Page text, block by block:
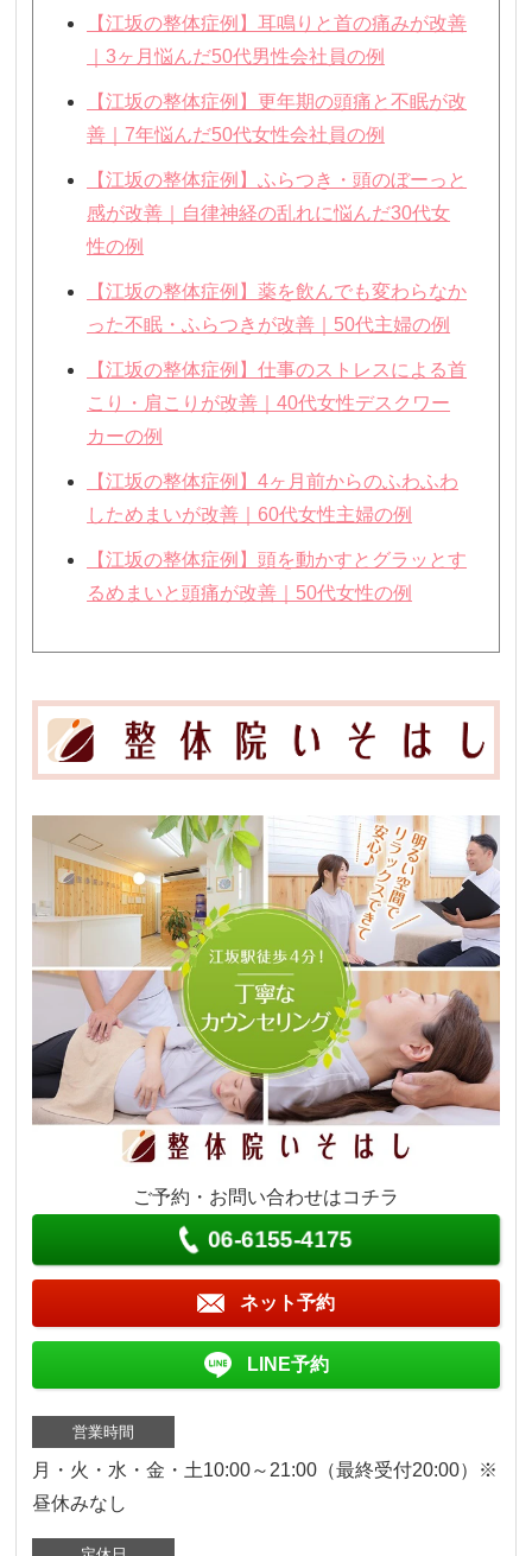
【江坂の整体症例】耳鳴りと首の痛みが改善
｜3ヶ月悩んだ50代男性会社員の例
【江坂の整体症例】更年期の頭痛と不眠が改
善｜7年悩んだ50代女性会社員の例
【江坂の整体症例】ふらつき・頭のぼーっと
感が改善｜自律神経の乱れに悩んだ30代女
性の例
【江坂の整体症例】薬を飲んでも変わらなか
った不眠・ふらつきが改善｜50代主婦の例
【江坂の整体症例】仕事のストレスによる首
こり・肩こりが改善｜40代女性デスクワー
カーの例
【江坂の整体症例】4ヶ月前からのふわふわ
しためまいが改善｜60代女性主婦の例
【江坂の整体症例】頭を動かすとグラッとす
るめまいと頭痛が改善｜50代女性の例
ご予約・お問い合わせはコチラ
06-6155-4175
ネット予約
LINE予約
営業時間
月・火・水・金・土10:00～21:00（最終受付20:00）※
昼休みなし